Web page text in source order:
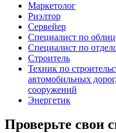
Маркетолог
Риэлтор
Сервейер
Специалист по
Специалист по
Строитель
Техник по
автомобильных
сооружений
Энергетик
Проверьте свои